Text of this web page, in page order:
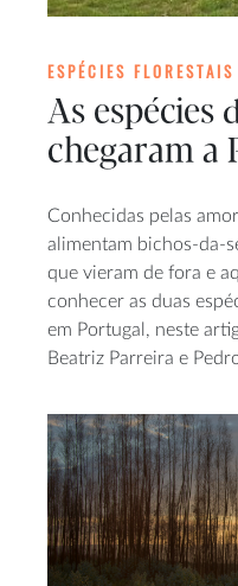
ESPÉCIES FLORESTAIS
As espécies
chegaram a
Conhecidas pelas
alimentam bichos-da-
que vieram de fora e
conhecer as duas
em Portugal, neste
Beatriz Parreira e